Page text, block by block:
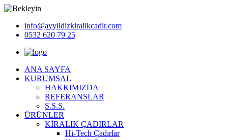
info@ayyildizkiralikcadir.com
0532 620 79 25
ANA SAYFA
KURUMSAL
HAKKIMIZDA
REFERANSLAR
S.S.S.
ÜRÜNLER
KİRALIK ÇADIRLAR
Hi-Tech Çadırlar